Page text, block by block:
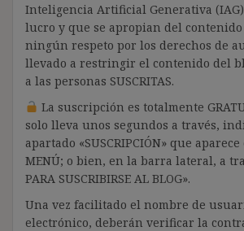
Inteligencia Artificial Generativa
lucro y que se apropian del
ningún respeto por los derechos de
llevado a restringir el contenido del
a las personas SUSCRITAS.
La suscripción es totalmente
solo lleva unos segundos a través,
apartado «SUSCRIPCIÓN» que
MENÚ; o bien, en la barra lateral, a
PARA SUSCRIBIRSE AL BLOG».
Una vez facilitado el nombre de
electrónico, deberán verificar la